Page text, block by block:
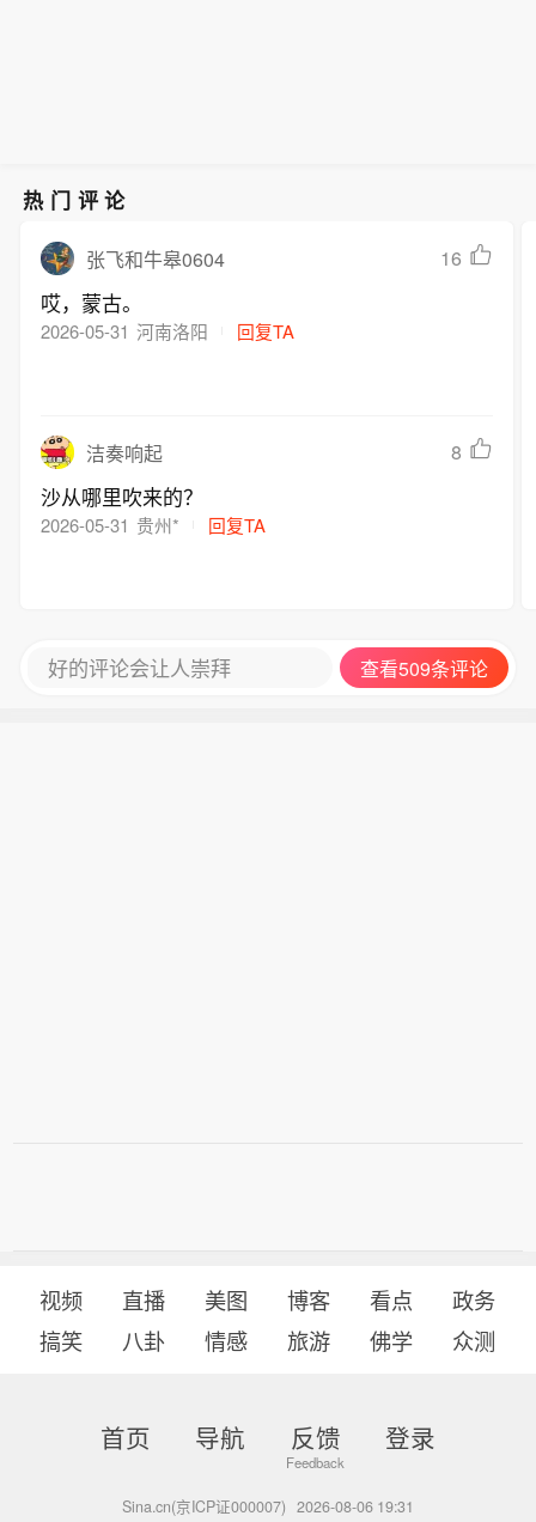
热门评论
张飞和牛皋0604 16
哎，蒙古。
2026-05-31 河南洛阳 回复TA
洁奏响起 8
沙从哪里吹来的？
2026-05-31 贵州* 回复TA
好的评论会让人崇拜 查看509条评论
视频 直播 美图 博客 看点
政务
搞笑
八卦 情感 旅游 佛学 众测
首页 导航 反馈 登录
Sina.cn(京ICP证000007) 2026-08-06 19:31